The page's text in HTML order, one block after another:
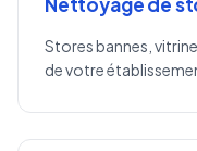
Stores bannes,
de votre